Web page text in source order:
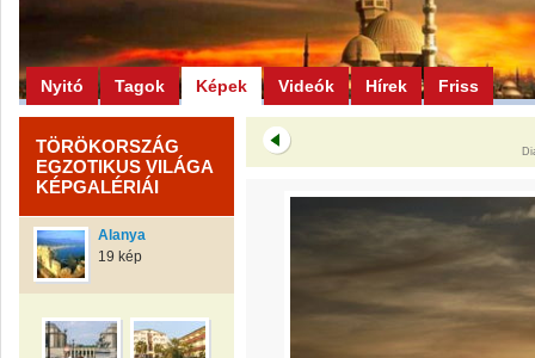
Nyitó Tagok Képek Videók Hírek Friss
TÖRÖKORSZÁG
EGZOTIKUS VILÁGA
KÉPGALÉRIÁI
Alanya
19 kép